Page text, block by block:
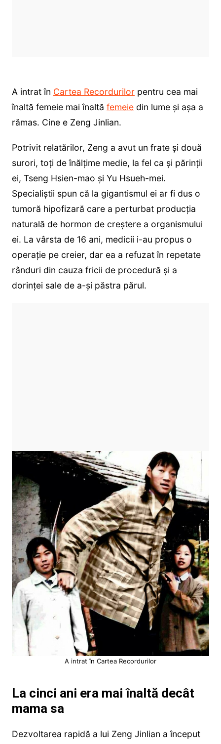
A intrat în Cartea Recordurilorpentru cea mai
înaltă femeie mai înaltă femeiedin lume și așa a
rămas. Cine e Zeng Jinlian.
Potrivit relatărilor, Zeng a avut un frate și două
surori, toți de înălțime medie, la fel ca și părinții
ei, Tseng Hsien-mao și Yu Hsueh-mei.
Specialiștii spun că la gigantismul ei ar fi dus o
tumoră hipofizară care a perturbat producția
naturală de hormon de creștere a organismului
ei. La vârsta de 16 ani, medicii i-au propus o
operație pe creier, dar ea a refuzat în repetate
rânduri din cauza fricii de procedură și a
dorinței sale de a-și păstra părul.
A intrat în Cartea Recordurilor
La cinci ani era mai înaltă decât
mama sa
Dezvoltarea rapidă a lui Zeng Jinlian a început